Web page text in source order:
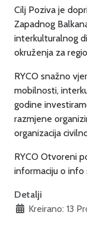
Cilj Poziva je
Zapadnog
interkulturalnog
okruženja za
RYCO snažno
mobilnosti,
godine
razmjene
organizacija
RYCO Otvoreni
informaciju o info
Detalji
Kreirano: 13